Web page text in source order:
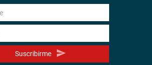
Suscribirme